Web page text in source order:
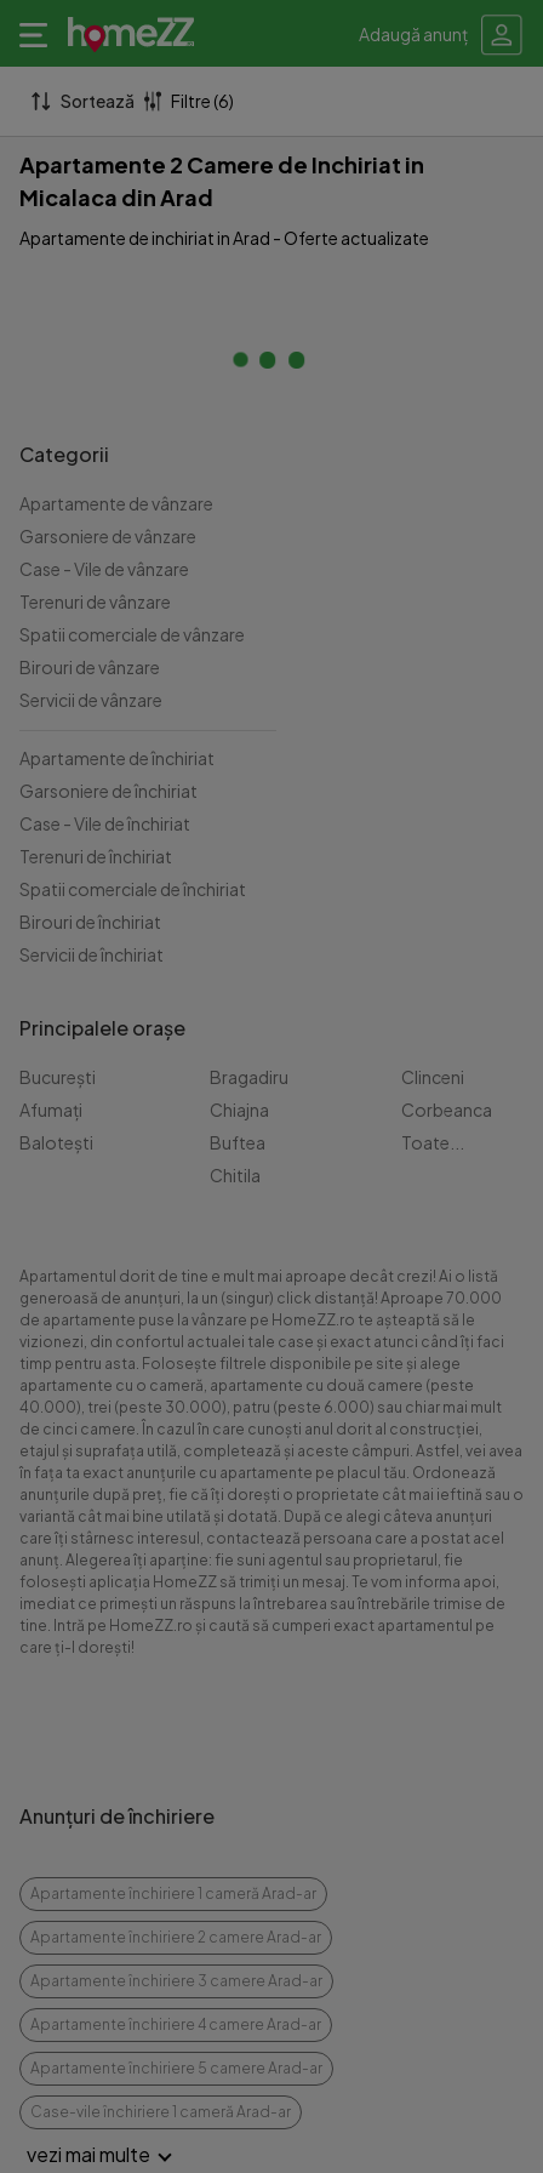
Adaugă anunț
Sortează Filtre (6)
Apartamente 2 Camere de Inchiriat in
Micalaca din Arad
Apartamente de inchiriat in Arad - Oferte actualizate
Categorii
Apartamente de vânzare
Garsoniere de vânzare
Case - Vile de vânzare
Terenuri de vânzare
Spatii comerciale de vânzare
Birouri de vânzare
Servicii de vânzare
Apartamente de închiriat
Garsoniere de închiriat
Case - Vile de închiriat
Terenuri de închiriat
Spatii comerciale de închiriat
Birouri de închiriat
Servicii de închiriat
Principalele orașe
București
Afumați
Balotești
Bragadiru
Chiajna
Buftea
Chitila
Clinceni
Corbeanca
Toate...
Apartamentul dorit de tine e mult mai aproape decât crezi! Ai o listă
generoasă de anunțuri, la un (singur) click distanță! Aproape 70.000
de apartamente puse la vânzare pe HomeZZ.ro te așteaptă să le
vizionezi, din confortul actualei tale case și exact atunci când îți faci
timp pentru asta. Folosește filtrele disponibile pe site și alege
apartamente cu o cameră, apartamente cu două camere (peste
40.000), trei (peste 30.000), patru (peste 6.000) sau chiar mai mult
de cinci camere. În cazul în care cunoști anul dorit al construcției,
etajul și suprafața utilă, completează și aceste câmpuri. Astfel, vei avea
în fața ta exact anunțurile cu apartamente pe placul tău. Ordonează
anunțurile după preț, fie că îți dorești o proprietate cât mai ieftină sau o
variantă cât mai bine utilată și dotată. După ce alegi câteva anunțuri
care îți stârnesc interesul, contactează persoana care a postat acel
anunț. Alegerea îți aparține: fie suni agentul sau proprietarul, fie
folosești aplicația HomeZZ să trimiți un mesaj. Te vom informa apoi,
imediat ce primești un răspuns la întrebarea sau întrebările trimise de
tine. Intră pe HomeZZ.ro și caută să cumperi exact apartamentul pe
care ți-l dorești!
Anunțuri de închiriere
Apartamente închiriere 1 cameră Arad-ar
Apartamente închiriere 2 camere Arad-ar
Apartamente închiriere 3 camere Arad-ar
Apartamente închiriere 4 camere Arad-ar
Apartamente închiriere 5 camere Arad-ar
Case-vile închiriere 1 cameră Arad-ar
vezi mai multe